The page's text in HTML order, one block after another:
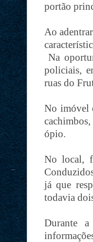
portão
Ao
Na
policiais,
ruas do
No imóvel
ópio.
No local,
já que
todavia
Durante